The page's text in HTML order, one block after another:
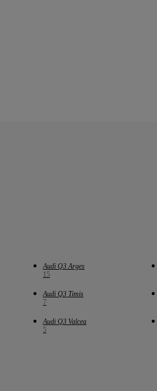
Audi Q3 Arges
15
Audi Q3 Timis
7
Audi Q3 Valcea
5